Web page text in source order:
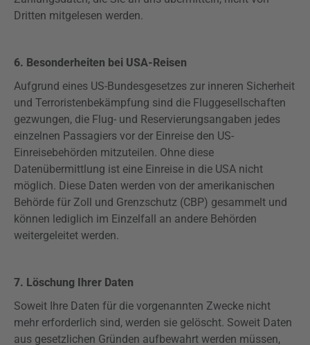
Dritten mitgelesen werden.
6. Besonderheiten bei USA-Reisen
Aufgrund eines US-Bundesgesetzes zur inneren Sicherheit
und Terroristenbekämpfung sind die Fluggesellschaften
gezwungen, die Flug- und Reservierungsangaben jedes
einzelnen Passagiers vor der Einreise den US-
Einreisebehörden mitzuteilen. Ohne diese
Datenübermittlung ist eine Einreise in die USA nicht
möglich. Diese Daten werden von der amerikanischen
Behörde für Zoll und Grenzschutz (CBP) gesammelt und
können lediglich im Einzelfall an andere Behörden
weitergeleitet werden.
7. Löschung Ihrer Daten
Soweit Ihre Daten für die vorgenannten Zwecke nicht
mehr erforderlich sind, werden sie gelöscht. Soweit Daten
aus gesetzlichen Gründen aufbewahrt werden müssen,